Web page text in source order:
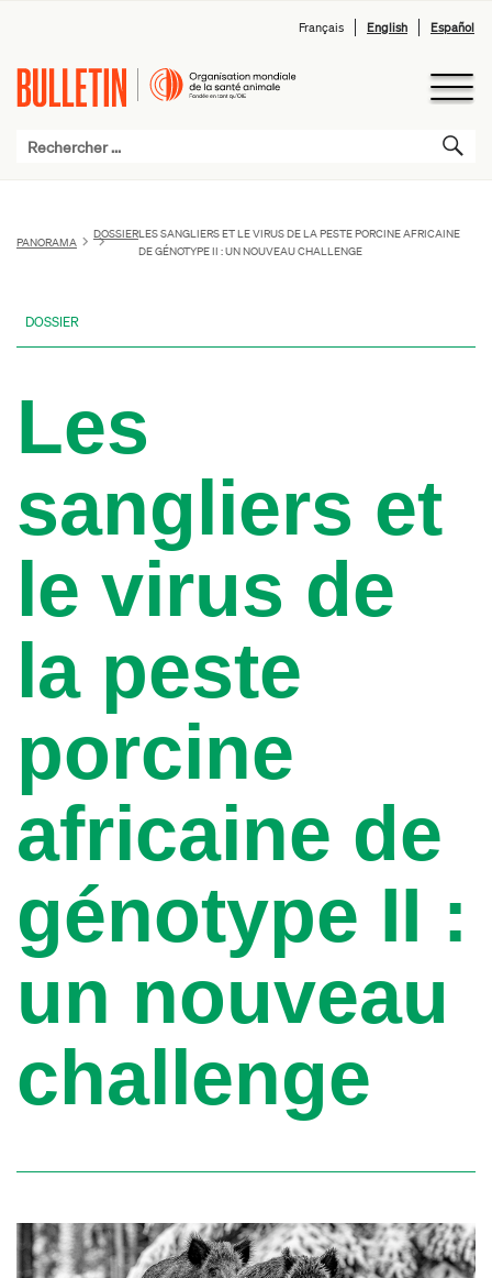
Français English Español
PANORAMA
DOSSIERLES SANGLIERS ET LE VIRUS DE LA PESTE PORCINE AFRICAINE
DE GÉNOTYPE II : UN NOUVEAU CHALLENGE
DOSSIER
Les
sangliers et
le virus de
la peste
porcine
africaine de
génotype II :
un nouveau
challenge